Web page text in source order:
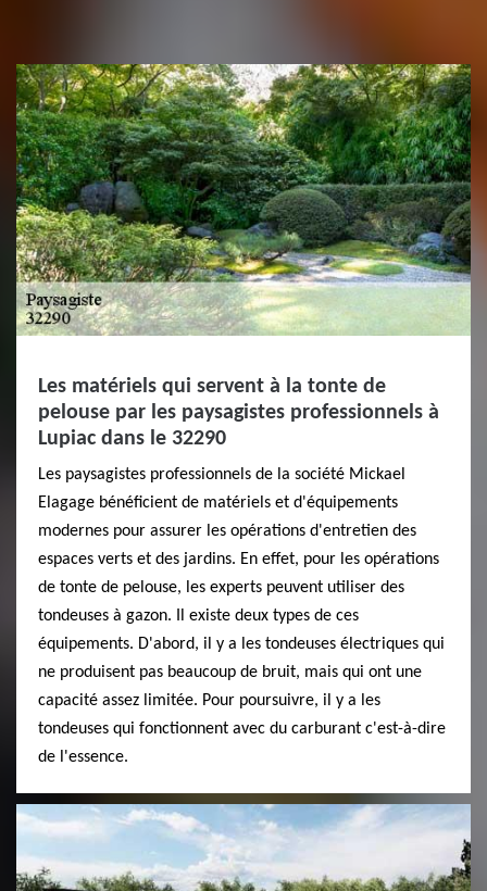
Les matériels qui servent à la tonte de
pelouse par les paysagistes professionnels à
Lupiac dans le 32290
Les paysagistes professionnels de la société Mickael
Elagage bénéficient de matériels et d'équipements
modernes pour assurer les opérations d'entretien des
espaces verts et des jardins. En effet, pour les opérations
de tonte de pelouse, les experts peuvent utiliser des
tondeuses à gazon. Il existe deux types de ces
équipements. D'abord, il y a les tondeuses électriques qui
ne produisent pas beaucoup de bruit, mais qui ont une
capacité assez limitée. Pour poursuivre, il y a les
tondeuses qui fonctionnent avec du carburant c'est-à-dire
de l'essence.